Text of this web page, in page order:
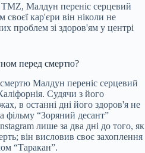
Малдун переніс серцевий
кар'єри він ніколи не
проблем зі здоров'ям у центрі
перед смертю?
Малдун переніс серцевий
Судячи з його
в останні дні його здоров'я не
фільму “Зоряний десант”
лише за два дні до того, як
він висловив своє захоплення
“Таракан”.